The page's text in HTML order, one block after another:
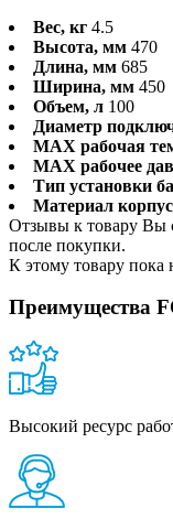
Вес, кг 4.5
Высота, мм 470
Длина, мм 685
Ширина, мм 450
Объем, л 100
Диаметр
MAX рабочая
MAX рабочее
Тип установки
Материал
Отзывы к товару Вы
после покупки.
К этому товару пока
Преимущества
Высокий ресурс